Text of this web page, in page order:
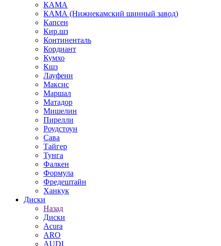
КАМА
КАМА (Нижнекамский шинный завод)
Капсен
Кир.шз
Континенталь
Кордиант
Кумхо
Кшз
Лауфенн
Максис
Маршал
Матадор
Мишелин
Пирелли
Роудстоун
Сава
Тайгер
Тунга
Фалкен
Формула
Фредештайн
Ханкук
Диски
Назад
Диски
Acura
ARO
AUDI